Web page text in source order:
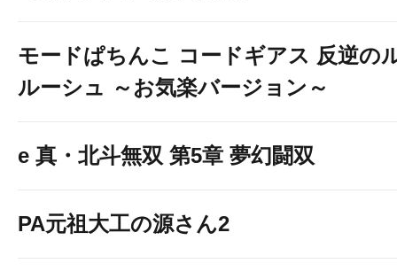
モードぱちんこ コードギアス 反逆の
ルーシュ ～お気楽バージョン～
e 真・北斗無双 第5章 夢幻闘双
PA元祖大工の源さん2